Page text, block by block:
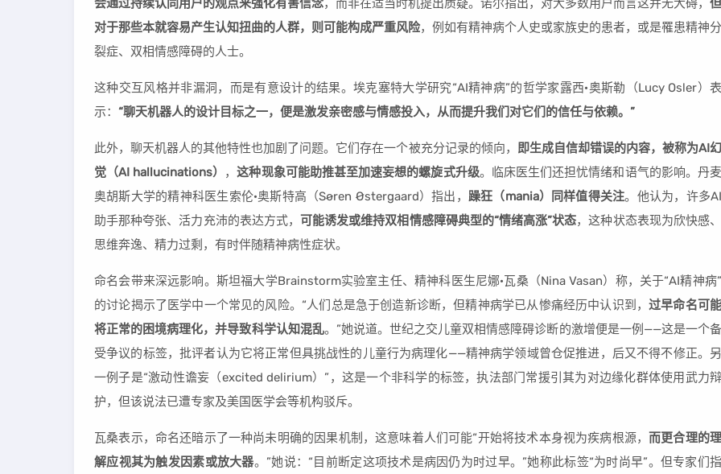
会通过持续认同用户的观点来强化有害信念，而非在适当时机提出质疑。诺尔指出，对大多数用户而言这并无大碍， 但
对于那些本就容易产生认知扭曲的人群，则可能构成严重风险，例如有精神病个人史或家族史的患者，或是罹患精神分
裂症、双相情感障碍的人士。
这种交互风格并非漏洞，而是有意设计的结果。埃克塞特大学研究“AI精神病”的哲学家露西·奥斯勒（Lucy Osler）表
示： “聊天机器人的设计目标之一，便是激发亲密感与情感投入，从而提升我们对它们的信任与依赖。”
此外，聊天机器人的其他特性也加剧了问题。它们存在一个被充分记录的倾向， 即生成自信却错误的内容，被称为AI
觉（AI hallucinations） ，这种现象可能助推甚至加速妄想的螺旋式升级。临床医生们还担忧情绪和语气的影响。丹
奥胡斯大学的精神科医生索伦·奥斯特高（Søren Østergaard）指出， 躁狂（mania）同样值得关注。他认为，许多
助手那种夸张、活力充沛的表达方式， 可能诱发或维持双相情感障碍典型的“情绪高涨”状态，这种状态表现为欣快感
思维奔逸、精力过剩，有时伴随精神病性症状。
命名会带来深远影响。斯坦福大学Brainstorm实验室主任、精神科医生尼娜·瓦桑（Nina Vasan）称，关于“AI精神病”
的讨论揭示了医学中一个常见的风险。“人们总是急于创造新诊断，但精神病学已从惨痛经历中认识到，过早命名可
将正常的困境病理化，并导致科学认知混乱。”她说道。世纪之交儿童双相情感障碍诊断的激增便是一例——这是一个
受争议的标签，批评者认为它将正常但具挑战性的儿童行为病理化——精神病学领域曾仓促推进，后又不得不修正。另
一例子是“激动性谵妄（excited delirium）”，这是一个非科学的标签，执法部门常援引其为对边缘化群体使用武力辩
护，但该说法已遭专家及美国医学会等机构驳斥。
瓦桑表示，命名还暗示了一种尚未明确的因果机制，这意味着人们可能“开始将技术本身视为疾病根源，而更合理的
解应视其为触发因素或放大器。”她说：“目前断定这项技术是病因仍为时过早。”她称此标签“为时尚早”。但专家们